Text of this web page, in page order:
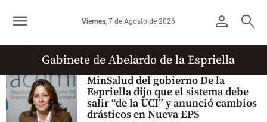
Colombia
person search
Viernes, 7 de Agosto de 2026
menu
Gabinete de Abelardo de la Espriella
MinSalud del gobierno De la
Espriella dijo que el sistema debe
salir “de la UCI” y anunció cambios
drásticos en Nueva EPS